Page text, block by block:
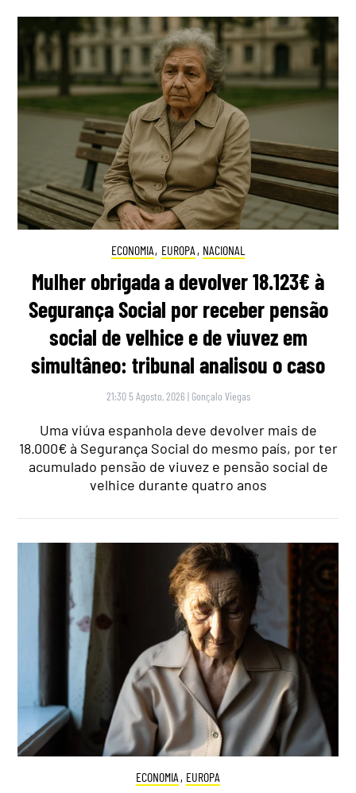
ECONOMIA, EUROPA , NACIONAL
Mulher obrigada a devolver 18.123€ à
Segurança Social por receber pensão
social de velhice e de viuvez em
simultâneo: tribunal analisou o caso
21:30 5 Agosto, 2026 | Gonçalo Viegas
Uma viúva espanhola deve devolver mais de
18.000€ à Segurança Social do mesmo país, por ter
acumulado pensão de viuvez e pensão social de
velhice durante quatro anos
ECONOMIA , EUROPA